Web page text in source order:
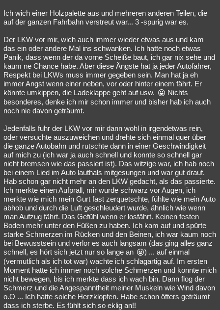
Ich wich einer Holzpalette aus und mehreren anderen Teilen, die
auf der ganzen Fahrbahn verstreut war... 3 -spurig war es.
Der LKW vor mir, wich auch immer wieder etwas aus und kam
das ein oder andere Mal ins schwanken. Ich hatte noch etwas
Panik, dass wenn der da vorne Scheiße baut, ich gar nix sehe und
kaum ne Chance habe. Aber diese Ängste hat ja jeder Autofahrer,
Respekt bei LKWs muss immer gegeben sein. Man hat ja eh
immer Angst wenn einer neben, vor oder hinter einem fährt. Er
könnte umkippen, die Ladeklappe geht auf usw.
Nichts
besonderes, denke ich mir schon immer und bisher hab ich auch
noch nie davon geträumt.
Jedenfalls fuhr der LKW vor mir dann wohl in irgendetwas rein,
oder versuchte auszuweichen und drehte sich einmal quer über
die ganze Autobahn und rutschte dann in einer Geschwindigkeit
auf mich zu (ich war ja auch schnell und konnte so schnell gar
nicht bremsen wie das passiert ist). Das witzige war, ich hab noch
bei einem Lied im Auto lauthals mitgesungen und war gut drauf.
Hab schon gar nicht mehr an den LKW gedacht, als das passierte.
Ich merkte einen Aufprall, mir wurde schwarz vor Augen, ich
merkte wie mich mein Gurt fast zerquetschte, fühlte wie mein Auto
abhob und durch die Luft geschleudert wurde, ähnlich wie wenn
man Aufzug fährt. Das Gefühl wenn er losfährt. Keinen festen
Boden mehr unter den Füßen zu haben. Ich kam auf und spürte
starke Schmerzen im Rücken und den Beinen, ich war kaum noch
bei Bewusstsein und verlor es auch langsam (das ging alles ganz
schnell, es hört sich jetzt nur so lange an
) ... auf einmal
(vermutlich als ich tot war) wachte ich schlagartig auf. Im ersten
Moment hatte ich immer noch solche Schmerzen und konnte mich
nicht bewegen, bis ich merkte dass ich wach bin. Dann flog der
Schmerz und die Angespanntheit meiner Muskeln wie Wind davon
o.O ... Ich hatte solche Herzklopfen. Habe schon öfters geträumt
dass ich sterbe. Es fühlt sich so eklig an!!